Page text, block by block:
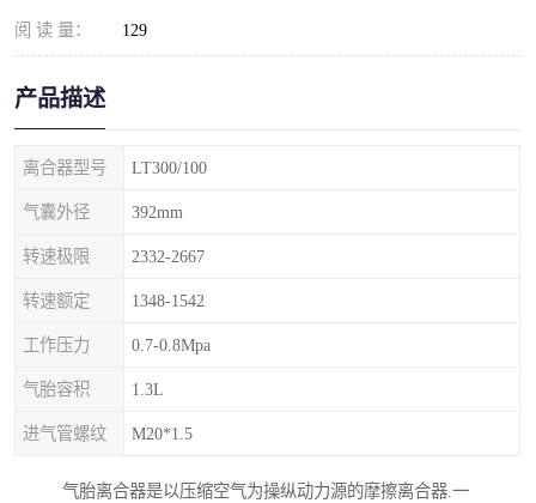
阅 读 量： 129
产品描述
离合器型号 LT300/100
气囊外径 392mm
转速极限 2332-2667
转速额定 1348-1542
工作压力 0.7-0.8Mpa
气胎容积 1.3L
进气管螺纹 M20*1.5
气胎离合器是以压缩空气为操纵动力源的摩擦离合器.一